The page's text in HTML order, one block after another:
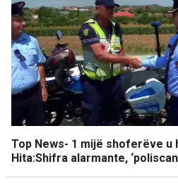
Top News- 1 mijë shoferëve u
Hita:Shifra alarmante,